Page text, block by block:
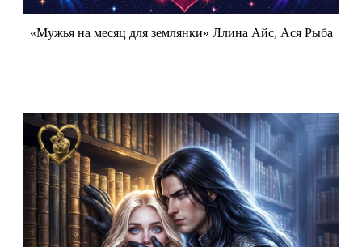
«Мужья на месяц для землянки» Ллина Айс, Ася Рыба